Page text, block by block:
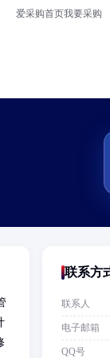
爱采购首页我要采购
联系方
联系人
电子邮箱
QQ号